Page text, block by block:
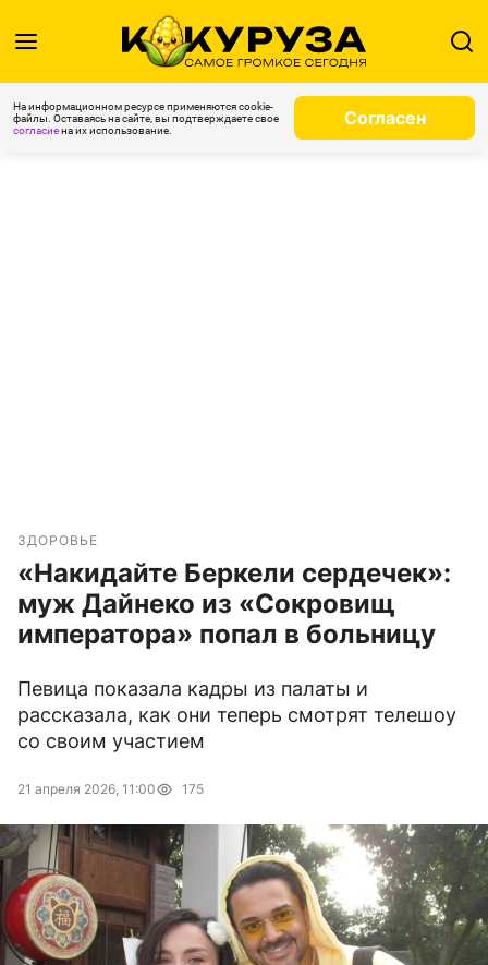
На информационном ресурсе применяются cookie-
файлы. Оставаясь на сайте, вы подтверждаете свое
согласиена их использование.
Согласен
ЗДОРОВЬЕ
«Накидайте Беркели сердечек»:
муж Дайнеко из «Сокровищ
императора» попал в больницу
Певица показала кадры из палаты и
рассказала, как они теперь смотрят телешоу
со своим участием
21 апреля 2026, 11:00 175